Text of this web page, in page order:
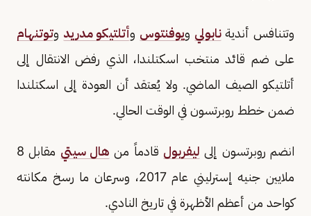
وتتنافس أنديةنابولي ويوفنتوس وأتلتيكو مدريد وتوتنهام
على ضم قائد منتخب اسكتلندا، الذي رفض الانتقال إلى
أتلتيكو الصيف الماضي. ولا يُعتقد أن العودة إلى اسكتلندا
ضمن خطط روبرتسون في الوقت الحالي.
انضم روبرتسون إلى ليفربول قادماً من هال سيتي
مقابل 8
ملايين جنيه إسترليني عام 2017، وسرعان ما رسخ مكانته
كواحد من أعظم الأظهرة في تاريخ النادي.